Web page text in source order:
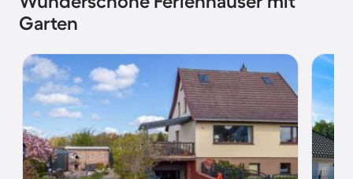
Garten